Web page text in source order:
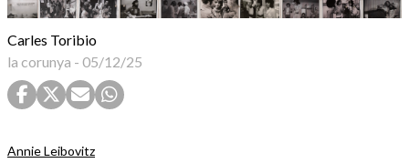
Carles Toribio
la corunya - 05/12/25
Annie Leibovitz